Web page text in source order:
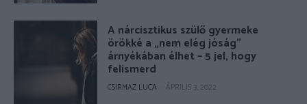
A nárcisztikus szülő gyermeke
örökké a „nem elég jóság”
árnyékában élhet – 5 jel, hogy
felismerd
CSIRMAZ LUCA ÁPRILIS 3, 2022